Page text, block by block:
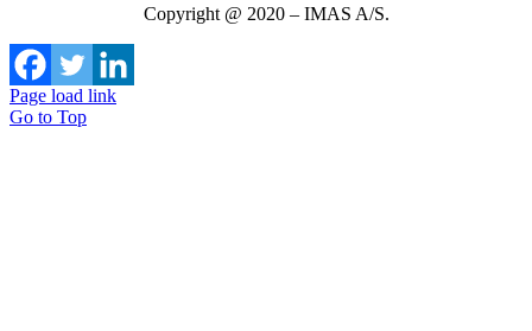
Copyright @ 2020 – IMAS A/S.
Page load link
Go to Top